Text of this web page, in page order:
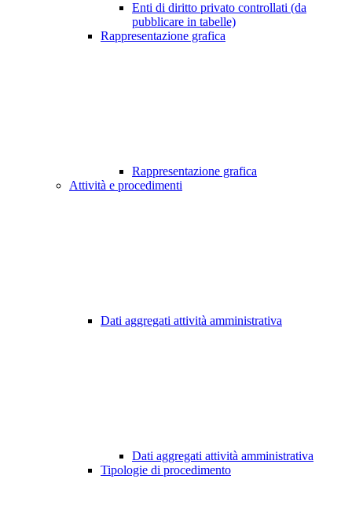
Enti di diritto privato controllati (da
pubblicare in tabelle)
Rappresentazione grafica
Rappresentazione grafica
Attività e procedimenti
Dati aggregati attività amministrativa
Dati aggregati attività amministrativa
Tipologie di procedimento